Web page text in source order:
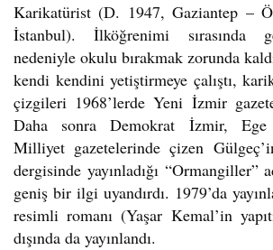
Karikatürist (D. 1947, Gaziantep –
İstanbul). İlköğrenimi sırasında
nedeniyle okulu bırakmak zorunda
kendi kendini yetiştirmeye çalıştı,
çizgileri 1968’lerde Yeni İzmir
Daha sonra Demokrat İzmir,
Milliyet gazetelerinde çizen
dergisinde yayınladığı “Ormangiller”
geniş bir ilgi uyandırdı. 1979’da
resimli romanı (Yaşar Kemal’in
dışında da yayınlandı.